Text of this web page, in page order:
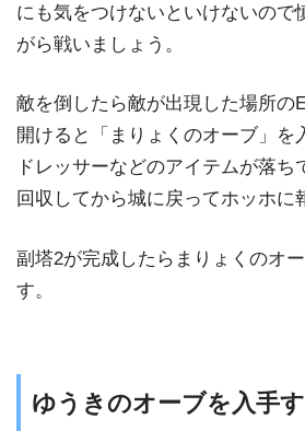
にも気をつけないといけないので
がら戦いましょう。
敵を倒したら敵が出現した場所の
開けると「まりょくのオーブ」を
ドレッサーなどのアイテムが落ち
回収してから城に戻ってホッホに
副塔2が完成したらまりょくのオ
す。
ゆうきのオーブを入手